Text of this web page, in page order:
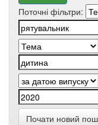
Поточні фільтри:
Почати новий